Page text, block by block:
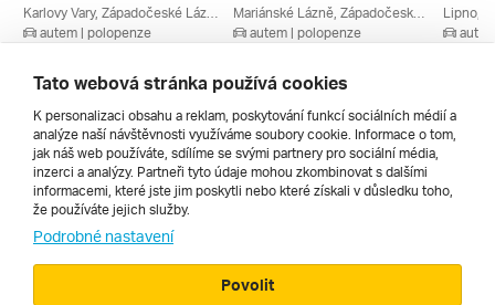
autem | polopenze
4 560 Kč
autem | polopenze
5 200 Kč
Všechny
Cestopisy
Tato webová stránka používá cookies
K personalizaci obsahu a reklam, poskytování funkcí sociálních médií a
analýze naší návštěvnosti využíváme soubory cookie. Informace o tom,
jak náš web používáte, sdílíme se svými partnery pro sociální média,
inzerci a analýzy. Partneři tyto údaje mohou zkombinovat s dalšími
informacemi, které jste jim poskytli nebo které získali v důsledku toho,
že používáte jejich služby.
Podrobné nastavení
Povolit